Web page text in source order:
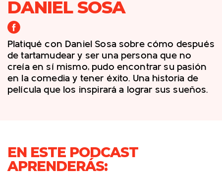
DANIEL SOSA
Platiqué con Daniel Sosa sobre cómo después
de tartamudear y ser una persona que no
creía en sí mismo, pudo encontrar su pasión
en la comedia y tener éxito. Una historia de
película que los inspirará a lograr sus sueños.
EN ESTE PODCAST
APRENDERÁS: